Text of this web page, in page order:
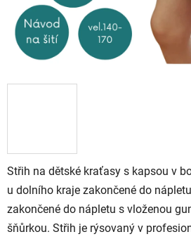
Střih na dětské kraťasy s kapsou v
u dolního kraje zakončené do
zakončené do nápletu s vloženou
šňůrkou. Střih je rýsovaný v